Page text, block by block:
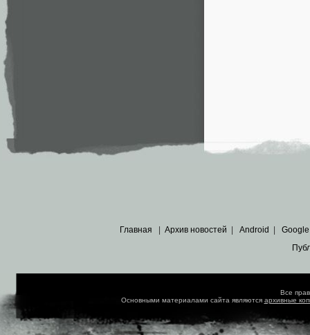
Главная Архив новостей Android Google
Все
Основными материалами сайта являются архивные